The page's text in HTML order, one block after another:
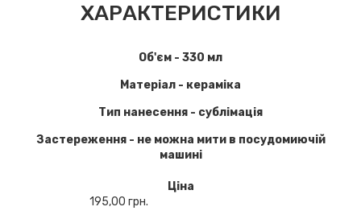
ХАРАКТЕРИСТИКИ
Об'єм - 330 мл
Матеріал - кераміка
Тип нанесення - сублімація
Застереження - не можна мити в посудомиючій
машині
Ціна
195,00 грн.